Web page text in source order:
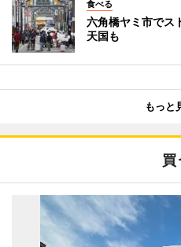
食べる
六角橋ヤミ市で
天国も
もっと
買